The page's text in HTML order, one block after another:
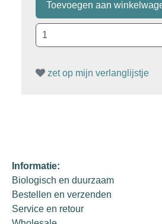
zet op mijn verlanglijstje
Informatie:
Biologisch en duurzaam
Bestellen en verzenden
Service en retour